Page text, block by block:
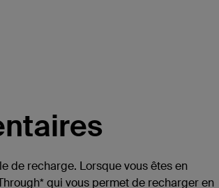
de recharge. Lorsque vous êtes en
qui vous permet de recharger en